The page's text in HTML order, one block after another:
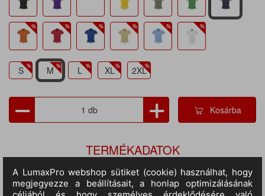
S M L XL 2XL
Kosárba
TERMÉKADATOK
Cikkszám:
so11310nv-m
M.egység:
db